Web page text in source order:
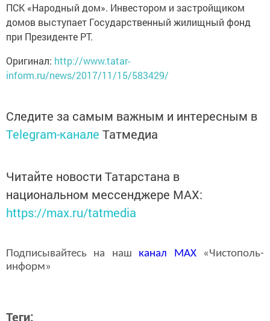
ПСК «Народный дом». Инвестором и застройщиком
домов выступает Государственный жилищный фонд
при Президенте РТ.
Оригинал: http://www.tatar-
inform.ru/news/2017/11/15/583429/
Следите за самым важным и интересным в
Telegram-канале Татмедиа
Читайте новости Татарстана в
национальном мессенджере MАХ:
https://max.ru/tatmedia
Подписывайтесь на наш канал MAX«Чистополь-
информ»
Теги: